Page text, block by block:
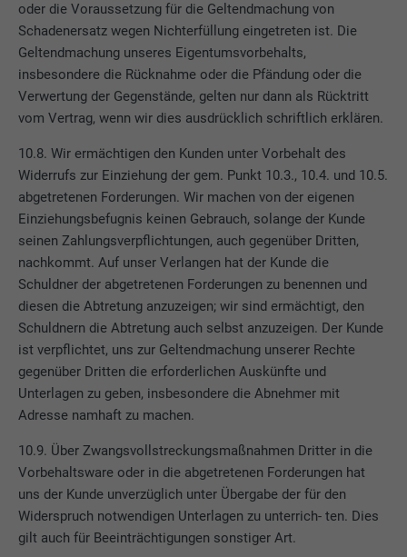
oder die Voraussetzung für die Geltendmachung von
Schadenersatz wegen Nichterfüllung eingetreten ist. Die
Geltendmachung unseres Eigentumsvorbehalts,
insbesondere die Rücknahme oder die Pfändung oder die
Verwertung der Gegenstände, gelten nur dann als Rücktritt
vom Vertrag, wenn wir dies ausdrücklich schriftlich erklären.
10.8. Wir ermächtigen den Kunden unter Vorbehalt des
Widerrufs zur Einziehung der gem. Punkt 10.3., 10.4. und 10.5.
abgetretenen Forderungen. Wir machen von der eigenen
Einziehungsbefugnis keinen Gebrauch, solange der Kunde
seinen Zahlungsverpflichtungen, auch gegenüber Dritten,
nachkommt. Auf unser Verlangen hat der Kunde die
Schuldner der abgetretenen Forderungen zu benennen und
diesen die Abtretung anzuzeigen; wir sind ermächtigt, den
Schuldnern die Abtretung auch selbst anzuzeigen. Der Kunde
ist verpflichtet, uns zur Geltendmachung unserer Rechte
gegenüber Dritten die erforderlichen Auskünfte und
Unterlagen zu geben, insbesondere die Abnehmer mit
Adresse namhaft zu machen.
10.9. Über Zwangsvollstreckungsmaßnahmen Dritter in die
Vorbehaltsware oder in die abgetretenen Forderungen hat
uns der Kunde unverzüglich unter Übergabe der für den
Widerspruch notwendigen Unterlagen zu unterrich- ten. Dies
gilt auch für Beeinträchtigungen sonstiger Art.
Google Universal Analytics
Laufzeit 1 Tag
Zweck
Registriert eine eindeutige ID, die verwendet
wird, um statistische Daten dazu, wieder
Name _gaexp
Anbieter Google Optimize
Laufzeit 90 Tage
Zweck
Wird testweise gesetzt, um zu prüfen, ob
der Browser das Setzen von Cookies
erlaubt. Enthält keine
Identifikationsmerkmale.
und ob der Google SafeSearch-Filter
aktiviert sein soll.
Name lang
Laufzeit Sitzung
Zweck
Speichert die vom Benutzer ausgewählte
Sprach version einer Webseite.
Anbieter LinkedIn
Laufzeit Sitzung
Eingestellt von LinkedIn, wenn eine
uns"-Fenster enthält.
Name bcookie